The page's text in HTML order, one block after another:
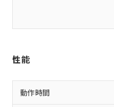
性能
動作時間ご利用条件
有に対応した製